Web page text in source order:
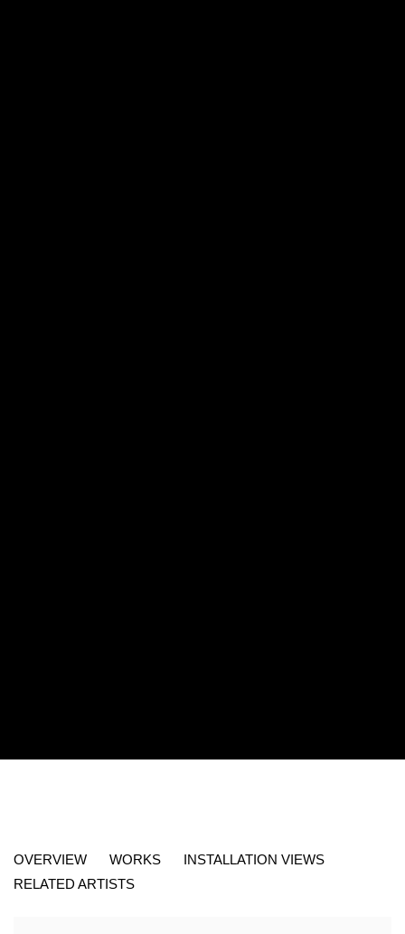
KETABI BOURDET - 22, PASSAGE DAUPHINE 75006
OVERVIEW WORKS
INSTALLATION VIEWS
RELATED ARTISTS